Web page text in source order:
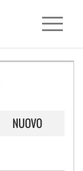
NUOVO